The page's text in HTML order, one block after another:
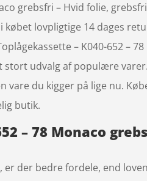
grebsfri – Hvid folie,
købet lovpligtige 14 dages
– K040-652 –
stort udvalg af populære
vare du kigger på lige nu.
butik.
– 78 Monaco
der bedre fordele, end